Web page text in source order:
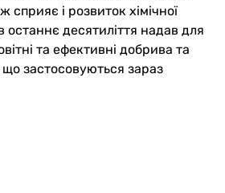
сприяє і розвиток хімічної
останнє десятиліття надав для
та ефективні добрива та
що застосовуються зараз